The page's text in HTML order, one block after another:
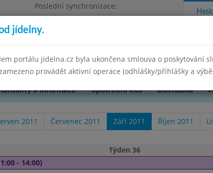
Poslední synchronizace:
Pondělí 7.7.2025 9:58
Přerova, okres Přerov, příspěvková
a informace Spotřební koš Docházka
2011 Červenec 2011 Září 2011 Říjen 2011
Týden 36
- 14:00)
jídelny.
portálu jidelna.cz byla ukončena smlouva o poskytování
provádět aktivní operace (odhlášky/přihlášky a